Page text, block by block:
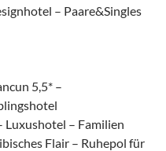
– Paare&Singles
5,5* –
Luxushotel – Familien
Flair – Ruhepol für